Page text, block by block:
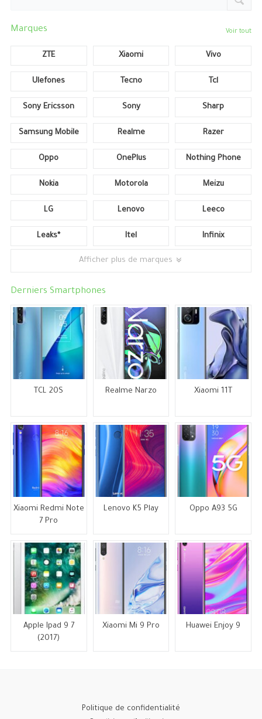
Marques Voir tout
ZTE Xiaomi Vivo
Ulefones Tecno Tcl
Sony Ericsson Sony Sharp
Samsung Mobile Realme Razer
Oppo OnePlus Nothing Phone
Nokia Motorola Meizu
LG Lenovo Leeco
Leaks* Itel Infinix
Afficher plus de marques
Derniers Smartphones
TCL 20S Realme Narzo Xiaomi 11T
Xiaomi Redmi Note
7 Pro
Lenovo K5 Play Oppo A93 5G
Apple Ipad 9 7
(2017)
Xiaomi Mi 9 Pro Huawei Enjoy 9
Politique de confidentialité